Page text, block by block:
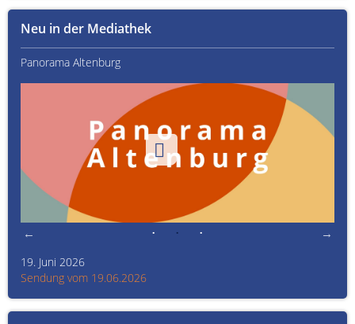
Neu in der Mediathek
Panorama Altenburg
19. Juni 2026
Sendung vom 19.06.2026